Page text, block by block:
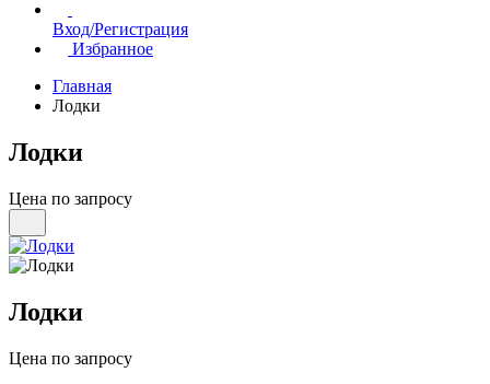
Вход/Регистрация
Избранное
Главная
Лодки
Лодки
Цена по запросу
Лодки
Цена по запросу